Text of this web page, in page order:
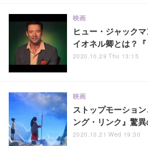
ヒュー・ジャック
イオネル卿とは？『
映画
2020.10.29 Thu 13:15
ストップモーショ
ング・リンク』驚
映画
2020.10.21 Wed 19:30